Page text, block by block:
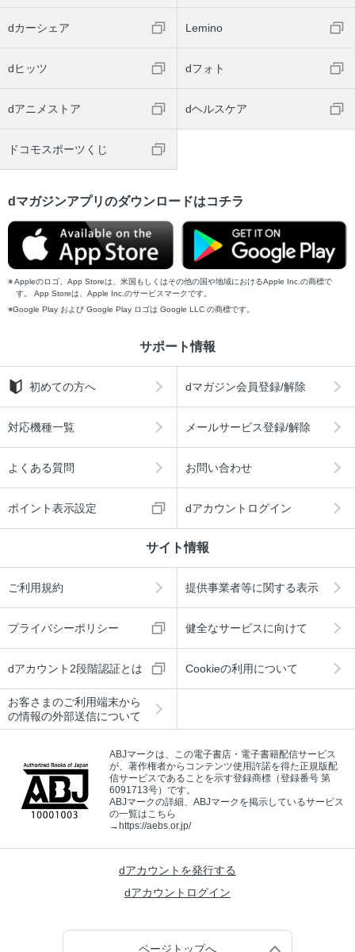
dカーシェア Lemino
dヒッツ dフォト
dアニメストア dヘルスケア
ドコモスポーツくじ
dマガジンアプリのダウンロードはコチラ
Appleのロゴ、App Storeは、米国もしくはその他の国や地域におけるApple Inc.の商標で
す。 App Storeは、Apple Inc.のサービスマークです。
Google Play および Google Play ロゴは Google LLC の商標です。
サポート情報
初めての方へ dマガジン会員登録/解除
対応機種一覧 メールサービス登録/解除
よくある質問 お問い合わせ
ポイント表示設定 dアカウントログイン
サイト情報
ご利用規約 提供事業者等に関する表示
プライバシーポリシー 健全なサービスに向けて
dアカウント2段階認証とは Cookieの利用について
お客さまのご利用端末から
の情報の外部送信について
ABJマークは、この電子書店・電子書籍配信サービス
が、著作権者からコンテンツ使用許諾を得た正規版配
信サービスであることを示す登録商標（登録番号 第
6091713号）です。
ABJマークの詳細、ABJマークを掲示しているサービス
の一覧はこちら
→ https://aebs.or.jp/
dアカウントを発行する
dアカウントログイン
ページトップへ